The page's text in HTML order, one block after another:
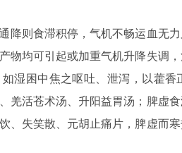
降则食滞积停，气机不畅运血无
物均可引起或加重气机升降失调
湿困中焦之呕吐、泄泻，以藿
羌活苍术汤、升阳益胃汤；脾虚
、失笑散、元胡止痛片，脾虚而